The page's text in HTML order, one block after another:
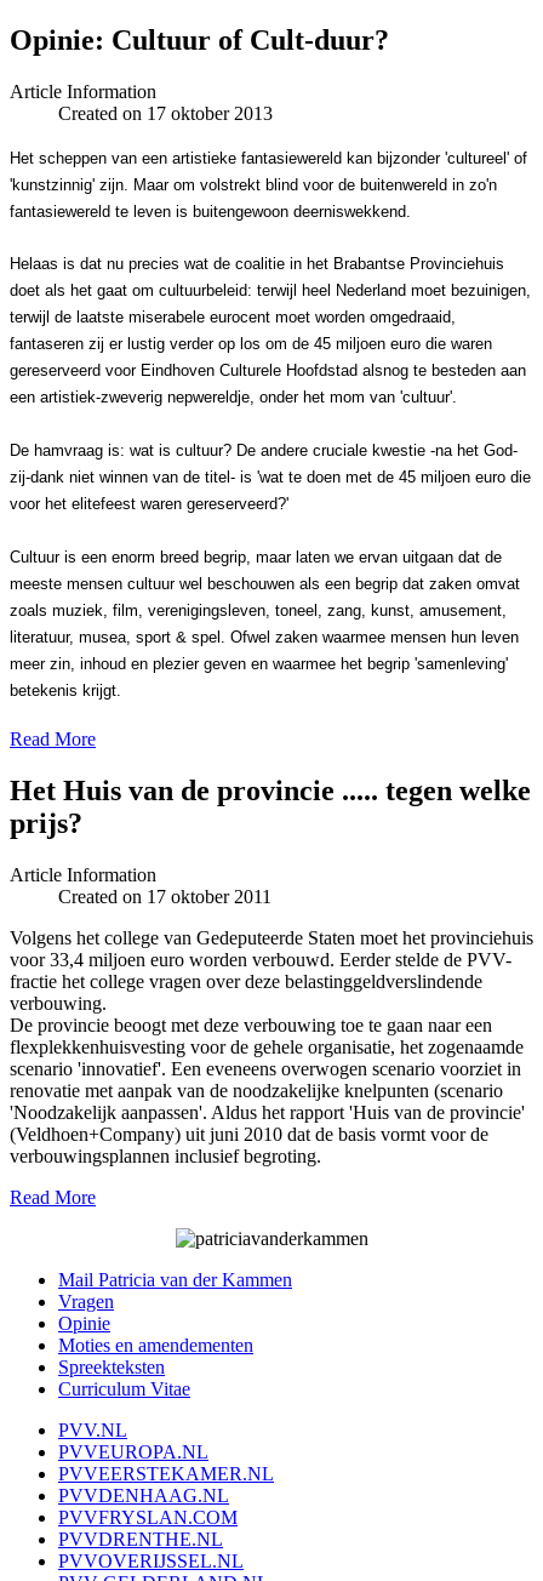
Opinie: Cultuur of Cult-duur?
Article Information
Created on 17 oktober 2013
Het scheppen van een artistieke fantasiewereld kan bijzonder 'cultureel' of
'kunstzinnig' zijn. Maar om volstrekt blind voor de buitenwereld in zo'n
fantasiewereld te leven is buitengewoon deerniswekkend.
Helaas is dat nu precies wat de coalitie in het Brabantse Provinciehuis
doet als het gaat om cultuurbeleid: terwijl heel Nederland moet bezuinigen,
terwijl de laatste miserabele eurocent moet worden omgedraaid,
fantaseren zij er lustig verder op los om de 45 miljoen euro die waren
gereserveerd voor Eindhoven Culturele Hoofdstad alsnog te besteden aan
een artistiek-zweverig nepwereldje, onder het mom van 'cultuur'.
De hamvraag is: wat is cultuur? De andere cruciale kwestie -na het God-
zij-dank niet winnen van de titel- is 'wat te doen met de 45 miljoen euro die
voor het elitefeest waren gereserveerd?'
Cultuur is een enorm breed begrip, maar laten we ervan uitgaan dat de
meeste mensen cultuur wel beschouwen als een begrip dat zaken omvat
zoals muziek, film, verenigingsleven, toneel, zang, kunst, amusement,
literatuur, musea, sport & spel. Ofwel zaken waarmee mensen hun leven
meer zin, inhoud en plezier geven en waarmee het begrip 'samenleving'
betekenis krijgt.
Read More
Het Huis van de provincie ..... tegen welke
prijs?
Article Information
Created on 17 oktober 2011
Volgens het college van Gedeputeerde Staten moet het provinciehuis
voor 33,4 miljoen euro worden verbouwd. Eerder stelde de PVV-
fractie het college vragen over deze belastinggeldverslindende
verbouwing.
De provincie beoogt met deze verbouwing toe te gaan naar een
flexplekkenhuisvesting voor de gehele organisatie, het zogenaamde
scenario 'innovatief'. Een eveneens overwogen scenario voorziet in
renovatie met aanpak van de noodzakelijke knelpunten (scenario
'Noodzakelijk aanpassen'. Aldus het rapport 'Huis van de provincie'
(Veldhoen+Company) uit juni 2010 dat de basis vormt voor de
verbouwingsplannen inclusief begroting.
Read More
Mail Patricia van der Kammen
Vragen
Opinie
Moties en amendementen
Spreekteksten
Curriculum Vitae
PVV.NL
PVVEUROPA.NL
PVVEERSTEKAMER.NL
PVVDENHAAG.NL
PVVFRYSLAN.COM
PVVDRENTHE.NL
PVVOVERIJSSEL.NL